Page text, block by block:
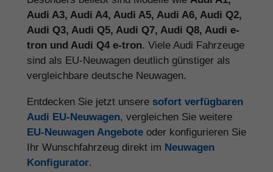
Audi A3, Audi A4, Audi A5, Audi A6, Audi Q2,
Audi Q3, Audi Q5, Audi Q7, Audi Q8, Audi e-
tron und Audi Q4 e-tron. Viele Audi Fahrzeuge
sind als EU-Neuwagen deutlich günstiger als
vergleichbare deutsche Neuwagen.
Entdecken Sie jetzt unsere sofort verfügbaren
Audi EU-Neuwagen, vergleichen Sie weitere
EU-Neuwagen Angebote oder konfigurieren Sie
Ihr Wunschfahrzeug direkt im Neuwagen
Konfigurator.